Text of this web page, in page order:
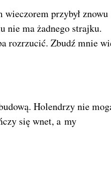
przybył znowu
nie ma żadnego strajku.
rozrzucić. Zbudź mnie
Holendrzy nie
się wnet, a my